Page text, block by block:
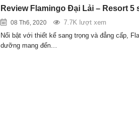
Review Flamingo Đại Lải – Resort 5
08 Th6, 2020
7.7K lượt xem
Nổi bật với thiết kế sang trọng và đẳng cấp,
dưỡng mang đến…